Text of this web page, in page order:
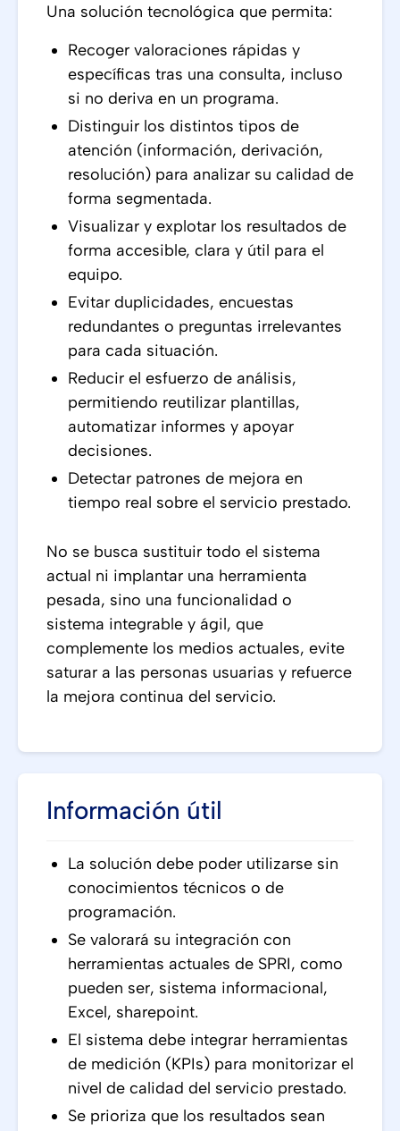
Una solución tecnológica que permita:
Recoger valoraciones rápidas y
específicas tras una consulta, incluso
si no deriva en un programa.
Distinguir los distintos tipos de
atención (información, derivación,
resolución) para analizar su calidad de
forma segmentada.
Visualizar y explotar los resultados de
forma accesible, clara y útil para el
equipo.
Evitar duplicidades, encuestas
redundantes o preguntas irrelevantes
para cada situación.
Reducir el esfuerzo de análisis,
permitiendo reutilizar plantillas,
automatizar informes y apoyar
decisiones.
Detectar patrones de mejora en
tiempo real sobre el servicio prestado.
No se busca sustituir todo el sistema
actual ni implantar una herramienta
pesada, sino una funcionalidad o
sistema integrable y ágil, que
complemente los medios actuales, evite
saturar a las personas usuarias y refuerce
la mejora continua del servicio.
Información útil
La solución debe poder utilizarse sin
conocimientos técnicos o de
programación.
Se valorará su integración con
herramientas actuales de SPRI, como
pueden ser, sistema informacional,
Excel, sharepoint.
El sistema debe integrar herramientas
de medición (KPIs) para monitorizar el
nivel de calidad del servicio prestado.
Se prioriza que los resultados sean